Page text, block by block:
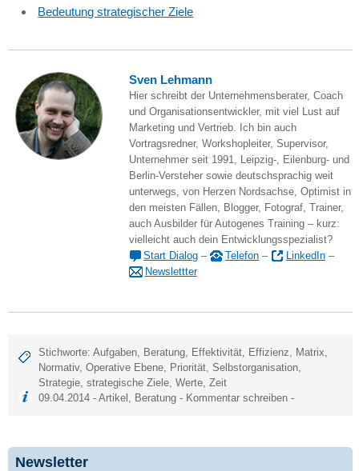
Bedeutung strategischer Ziele
Sven Lehmann
Hier schreibt der Unternehmensberater, Coach
und Organisationsentwickler, mit viel Lust auf
Marketing und Vertrieb. Ich bin auch
Vortragsredner, Workshopleiter, Supervisor,
Unternehmer seit 1991, Leipzig-, Eilenburg- und
Berlin-Versteher sowie deutschsprachig weit
unterwegs, von Herzen Nordsachse, Optimist in
den meisten Fällen, Blogger, Fotograf, Trainer,
auch Ausbilder für Autogenes Training – kurz:
vielleicht auch dein Entwicklungsspezialist?
Start Dialog – Telefon – LinkedIn –
Newslettter
Stichworte:Aufgaben, Beratung, Effektivität, Effizienz, Matrix,
Normativ,Operative Ebene, Priorität,Selbstorganisation,
Strategie,strategische Ziele,Werte,Zeit
09.04.2014 -Artikel , Beratung - Kommentar schreiben -
Newsletter